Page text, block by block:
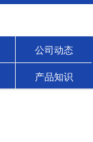
公司动态
产品知识